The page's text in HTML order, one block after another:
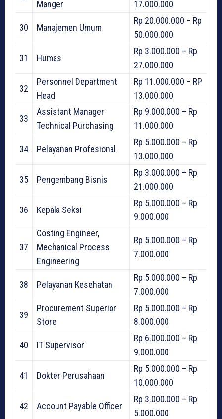
Manger
17.000.000
30 Manajemen Umum
Rp 20.000.000 – Rp
50.000.000
31 Humas
Rp 3.000.000 – Rp
27.000.000
32
Personnel Department
Head
Rp 11.000.000 – RP
13.000.000
33
Assistant Manager
Technical Purchasing
Rp 9.000.000 – Rp
11.000.000
34 Pelayanan Profesional
Rp 5.000.000 – Rp
13.000.000
35 Pengembang Bisnis
Rp 3.000.000 – Rp
21.000.000
36 Kepala Seksi
Rp 5.000.000 – Rp
9.000.000
37
Costing Engineer,
Mechanical Process
Engineering
Rp 5.000.000 – Rp
7.000.000
38 Pelayanan Kesehatan
Rp 5.000.000 – Rp
7.000.000
39
Procurement Superior
Store
Rp 5.000.000 – Rp
8.000.000
40 IT Supervisor
Rp 6.000.000 – Rp
9.000.000
41 Dokter Perusahaan
Rp 5.000.000 – Rp
10.000.000
42 Account Payable Officer
Rp 3.000.000 – Rp
5.000.000